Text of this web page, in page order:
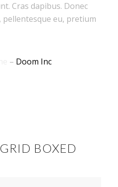
Cras dapibus. Donec
pellentesque eu, pretium
– Doom Inc
BOXED